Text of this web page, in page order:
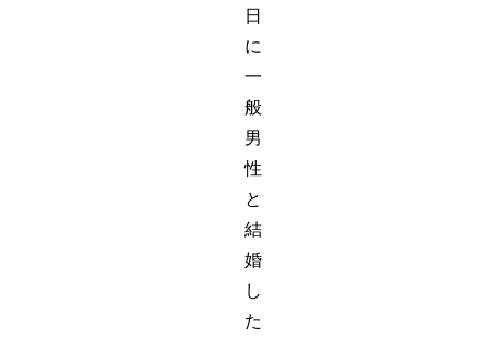
日
に
一
般
男
性
と
結
婚
し
た